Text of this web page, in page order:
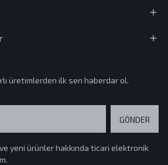
üretimlerden ilk sen haberdar ol.
GÖNDER
yeni ürünler hakkında ticari elektronik